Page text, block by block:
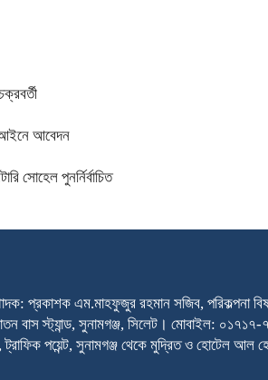
আইনে আবেদন
সোহেল পুনর্নির্বাচিত
প্রকাশক এম.মাহফুজুর রহমান সজিব, পরিকল্পনা
বাস স্ট্যান্ড, সুনামগঞ্জ, সিলেট।
পয়েন্ট, সুনামগঞ্জ থেকে মুদ্রিত ও হোটেল আল